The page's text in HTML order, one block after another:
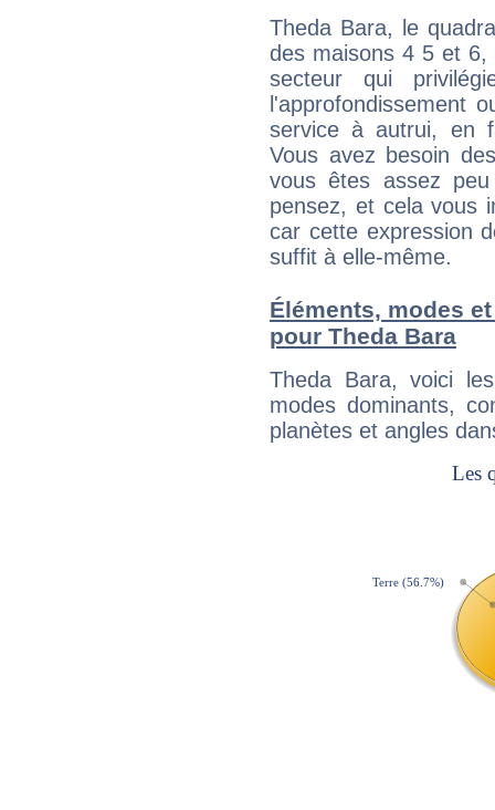
Theda Bara, le
des maisons 4 5 et
secteur qui
l'approfondissement
service à autrui, en
Vous avez besoin
vous êtes assez
pensez, et cela vous
car cette expression
suffit à elle-même.
Éléments, modes
pour Theda Bara
Theda Bara, voici
modes dominants,
planètes et angles